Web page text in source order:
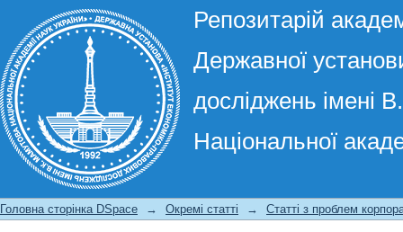
Репозитарій
Державної
досліджень імені
Національної
Перегляд Статті з проблем
Головна сторінка DSpace → Окремі статті → Статті з проблем